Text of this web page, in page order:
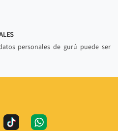
personales de gurú puede ser